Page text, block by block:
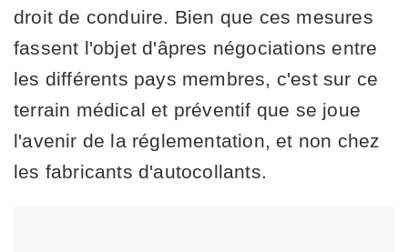
droit de conduire. Bien que ces mesures
fassent l'objet d'âpres négociations entre
les différents pays membres, c'est sur ce
terrain médical et préventif que se joue
l'avenir de la réglementation, et non chez
les fabricants d'autocollants.